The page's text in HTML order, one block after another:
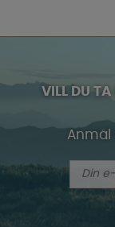
VILL DU TA
Anmäl